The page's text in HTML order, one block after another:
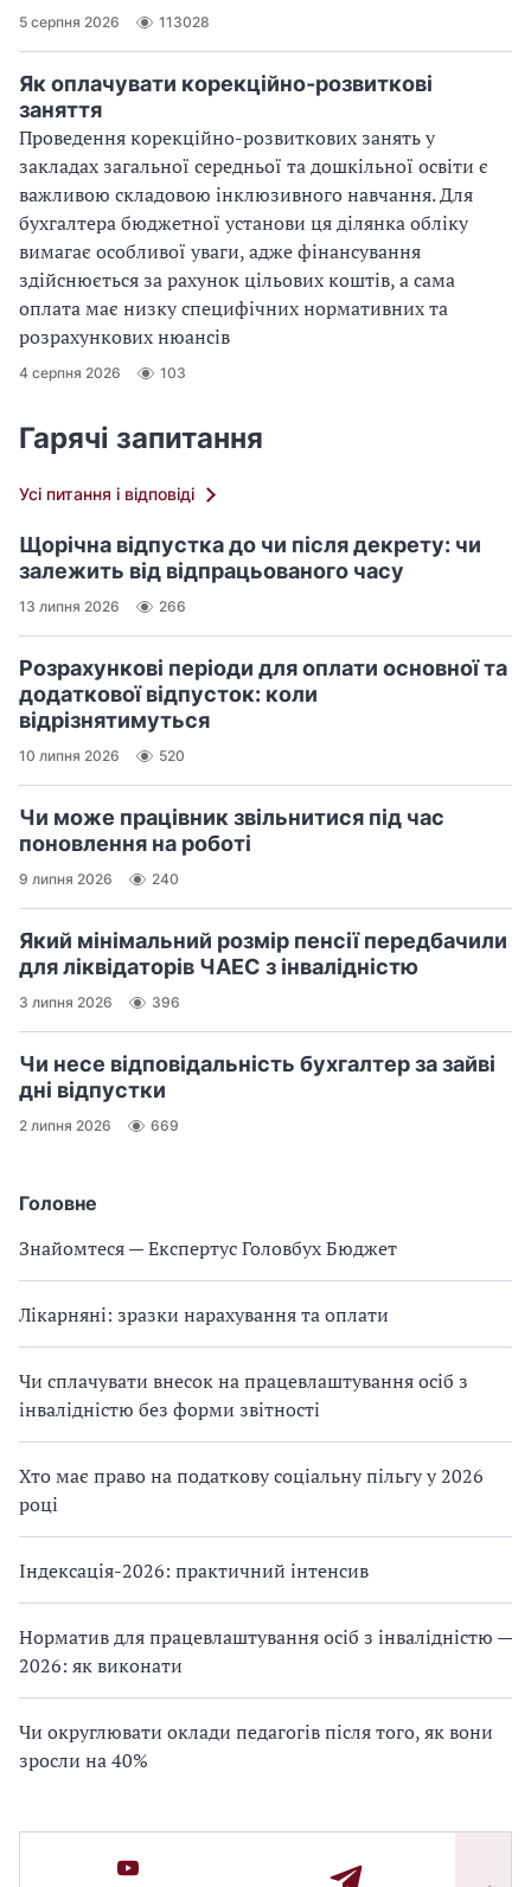
Головне
Знайомтеся — Експертус Головбух Бюджет
Лікарняні: зразки нарахування та оплати
Чи сплачувати внесок на працевлаштування осіб з
інвалідністю без форми звітності
Хто має право на податкову соціальну пільгу у 2026
році
Індексація-2026: практичний інтенсив
Норматив для працевлаштування осіб з інвалідністю —
2026: як виконати
Чи округлювати оклади педагогів після того, як вони
зросли на 40%
5 серпня 2026 113028
Як оплачувати корекційно-розвиткові
заняття
Проведення корекційно-розвиткових занять у
закладах загальної середньої та дошкільної освіти є
важливою складовою інклюзивного навчання. Для
бухгалтера бюджетної установи ця ділянка обліку
вимагає особливої уваги, адже фінансування
здійснюється за рахунок цільових коштів, а сама
оплата має низку специфічних нормативних та
розрахункових нюансів
4 серпня 2026 103
Гарячі запитання
Усі питання і відповіді
Щорічна відпустка до чи після декрету: чи
залежить від відпрацьованого часу
13 липня 2026 266
Розрахункові періоди для оплати основної та
додаткової відпусток: коли
відрізнятимуться
10 липня 2026 520
Чи може працівник звільнитися під час
поновлення на роботі
9 липня 2026 240
Який мінімальний розмір пенсії передбачили
для ліквідаторів ЧАЕС з інвалідністю
3 липня 2026 396
Чи несе відповідальність бухгалтер за зайві
дні відпустки
2 липня 2026 669